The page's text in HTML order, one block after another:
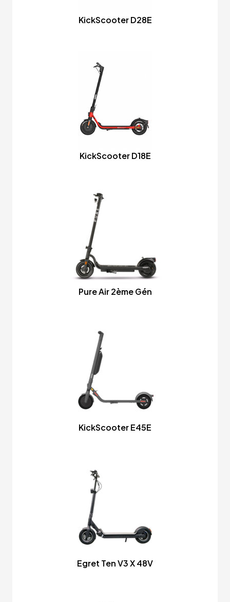
KickScooter D28E
KickScooter D18E
Pure Air 2ème Gén
KickScooter E45E
Egret Ten V3 X 48V